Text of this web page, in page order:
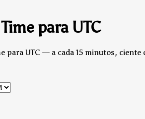
para UTC
para UTC — a cada 15 minutos, ciente